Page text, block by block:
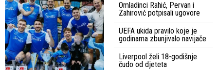
Omladinci Rahić, Pervan i
Zahirović potpisali ugovore
UEFA ukida pravilo koje je
godinama zbunjivalo navijače
Liverpool želi 18-godišnje
čudo od djeteta